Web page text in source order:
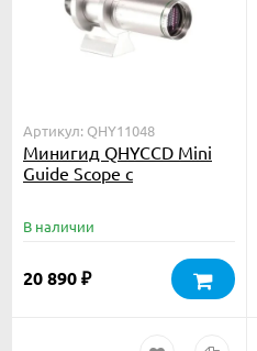
Артикул: QHY11048
Минигид QHYCCD Mini
Guide Scope с
В наличии
20 890 ₽